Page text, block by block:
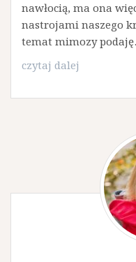
nawłocią, ma ona
nastrojami naszego
temat mimozy
czytaj dalej